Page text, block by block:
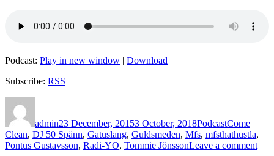
Podcast: Play in new window | Download
Subscribe: RSS
admin23 December, 20153 October, 2018PodcastCome
Clean, DJ 50 Spänn, Gatuslang, Guldsmeden, Mfs, mfsthathustla,
Pontus Gustavsson, Radi-YO, Tommie JönssonLeave a commenton